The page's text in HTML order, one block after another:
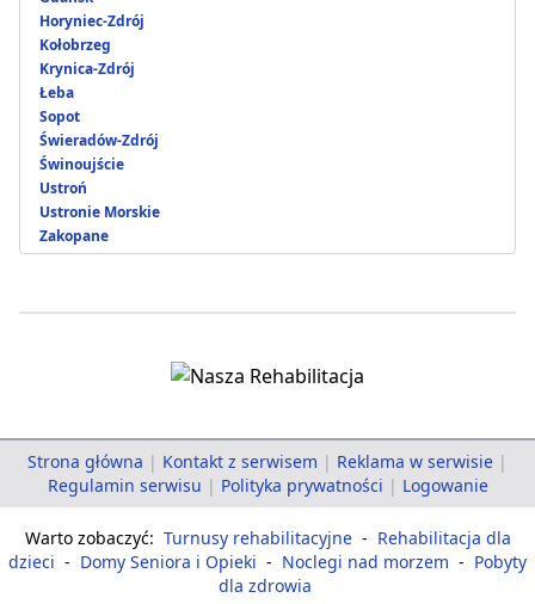
Horyniec-Zdrój
Kołobrzeg
Krynica-Zdrój
Łeba
Sopot
Świeradów-Zdrój
Świnoujście
Ustroń
Ustronie Morskie
Zakopane
Strona główna | Kontakt z serwisem | Reklama w serwisie |
Regulamin serwisu | Polityka prywatności | Logowanie
Warto zobaczyć: Turnusy rehabilitacyjne - Rehabilitacja dla
dzieci - Domy Seniora i Opieki - Noclegi nad morzem - Pobyty
dla zdrowia